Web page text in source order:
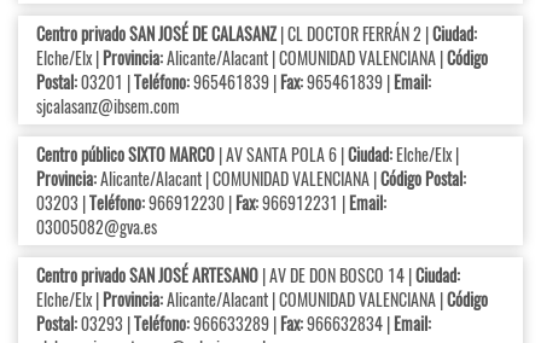
Centro privado SAN JOSÉ DE CALASANZ| CL DOCTOR FERRÁN 2 |Ciudad:
Elche/Elx |Provincia:Alicante/Alacant | COMUNIDAD VALENCIANA |Código
Postal:03201 |Teléfono:965461839 |Fax:965461839 |Email:
sjcalasanz@ibsem.com
Centro público SIXTO MARCO| AV SANTA POLA 6 |Ciudad:Elche/Elx |
Provincia:Alicante/Alacant | COMUNIDAD VALENCIANA |Código Postal:
03203 |Teléfono:966912230 |Fax:966912231 |Email:
03005082@gva.es
Centro privado SAN JOSÉ ARTESANO| AV DE DON BOSCO 14 |Ciudad:
Elche/Elx |Provincia:Alicante/Alacant | COMUNIDAD VALENCIANA |Código
Postal:03293 |Teléfono:966633289 |Fax:966632834 |Email: